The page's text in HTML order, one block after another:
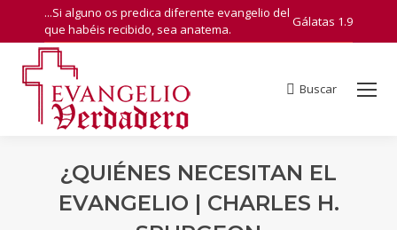
...Si alguno os predica diferente evangelio del
que habéis recibido, sea anatema.
Gálatas 1.9
Search:
Buscar
¿QUIÉNES NECESITAN EL
EVANGELIO | CHARLES H.